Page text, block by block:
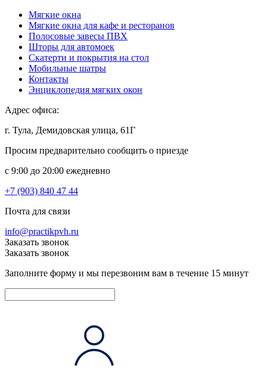
Мягкие окна
Мягкие окна для кафе и ресторанов
Полосовые завесы ПВХ
Шторы для автомоек
Скатерти и покрытия на стол
Мобильные шатры
Контакты
Энциклопедия мягких окон
Адрес офиса:
г. Тула, Демидовская улица, 61Г
Просим предварительно сообщить о приезде
c 9:00 до 20:00 ежедневно
+7 (903) 840 47 44
Почта для связи
info@practikpvh.ru
Заказать звонок
Заказать звонок
Заполните форму и мы перезвоним вам в течение 15 минут